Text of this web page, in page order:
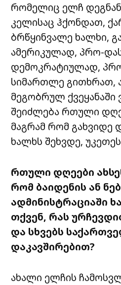
რომელიც ელჩ
კელისაც ჰქონდათ,
ბრწყინვალე ხალხი,
ამერიკულად, პრო-
დემოკრატიულად,
სიმართლე გითხრათ,
მეგობრულ ქვეყანაში
შეიძლება რთული
მაგრამ რომ გახვიდე
ხალხს შეხვდე,
რთული დღეები
რომ ბაიდენის ან
ადმინისტრაციაში
თქვენ, რას
და სხვებს
დაკავშირებით?
ახალი ელჩის